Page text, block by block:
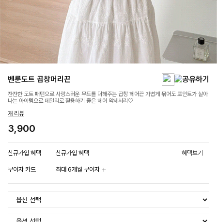
벤룬도트 곱창머리끈
잔잔한 도트 패턴으로 사랑스러운 무드를 더해주는 곱창 헤어끈 가볍게 묶어도 포인트가 살아
나는 아이템으로 데일리로 활용하기 좋은 헤어 악세서리🤍
개 리뷰
3,900
신규가입 혜택 신규가입 혜택 혜택보기
무이자 카드 최대 6개월 무이자